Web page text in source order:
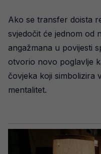
Ako se transfer doista
svjedočit će jednom od
angažmana u povijesti
otvorio novo poglavlje
čovjeka koji simbolizira
mentalitet.